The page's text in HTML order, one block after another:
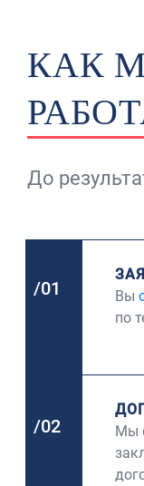
КАК
До
/01
Вы
по
/02
Мы